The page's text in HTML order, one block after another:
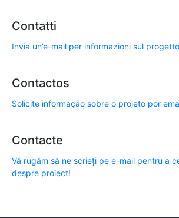
Contatti
Invia un’e-mail per informazioni sul
Contactos
Solicite informação sobre o projeto por
Contacte
Vă rugăm să ne scrieți pe e-mail pentru a
despre proiect!